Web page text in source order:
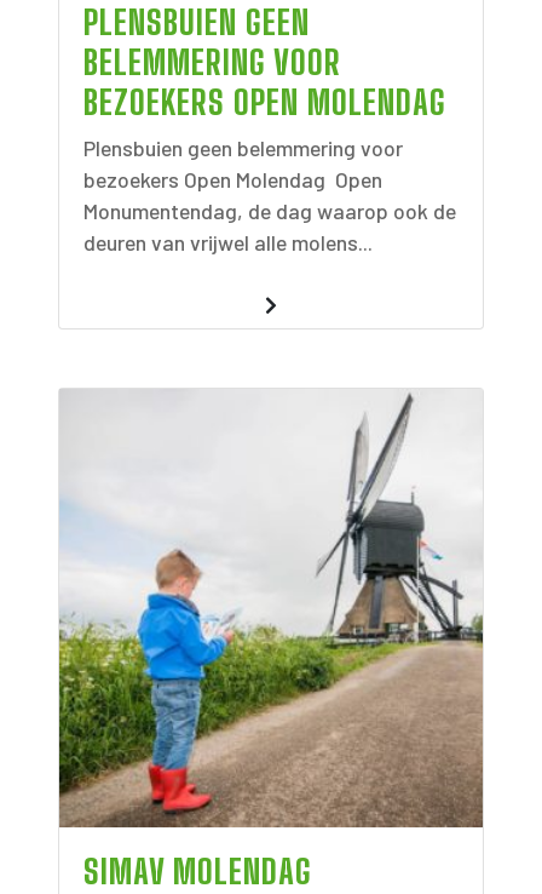
PLENSBUIEN GEEN
BELEMMERING VOOR
BEZOEKERS OPEN MOLENDAG
Plensbuien geen belemmering voor
bezoekers Open Molendag Open
Monumentendag, de dag waarop ook de
deuren van vrijwel alle molens...
SIMAV MOLENDAG